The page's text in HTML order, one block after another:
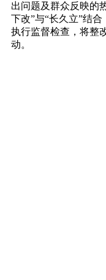
出问题及群众反映的
下改”与“长久立”结
执行监督检查，将整
动。